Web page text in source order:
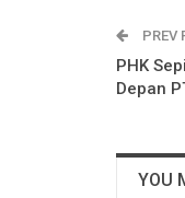
PREV
PHK
Depan
YOU